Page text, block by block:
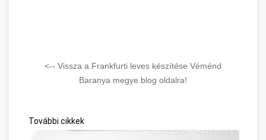
<-- Vissza a Frankfurti leves készítése Véménd
Baranya megye blog oldalra!
További cikkek